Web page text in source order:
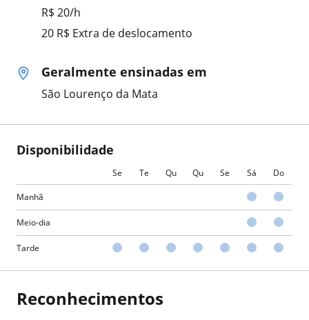
R$ 20/h
20 R$ Extra de deslocamento
Geralmente ensinadas em
São Lourenço da Mata
Disponibilidade
Se Te Qu Qu Se Sá Do
Manhã
Meio-dia
Tarde
Reconhecimentos